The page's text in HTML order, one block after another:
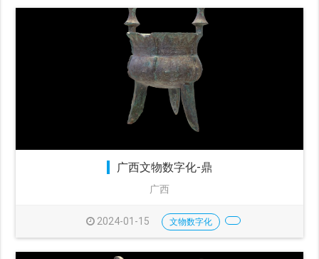
广西文物数字化-鼎
广西
2024-01-15 文物数字化